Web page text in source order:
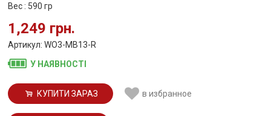
Вес : 590 гр
1,249 грн.
Артикул: WO3-MB13-R
У НАЯВНОСТІ
КУПИТИ ЗАРАЗ в избранное